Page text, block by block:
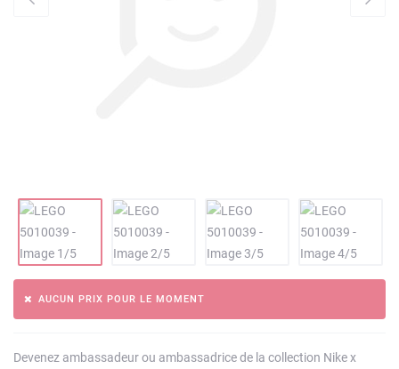
AUCUN PRIX POUR LE MOMENT
Devenez ambassadeur ou ambassadrice de la collection Nike x